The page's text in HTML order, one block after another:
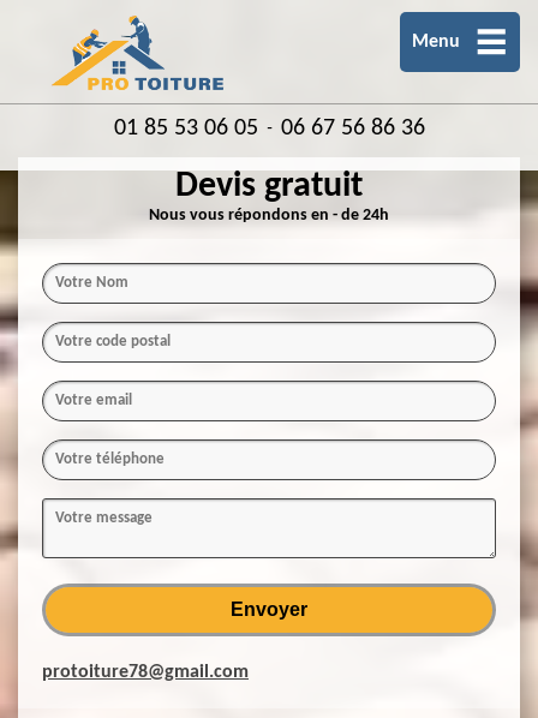
Menu
01 85 53 06 05 - 06 67 56 86 36
Devis gratuit
Nous vous répondons en - de 24h
protoiture78@gmail.com